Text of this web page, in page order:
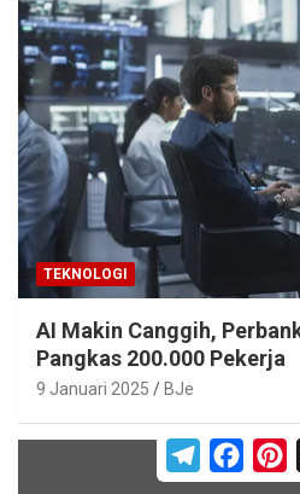
TEKNOLOGI
AI Makin Canggih,
Pangkas 200.000 Pekerja
9 Januari 2025 BJe
T
l
c
P
n